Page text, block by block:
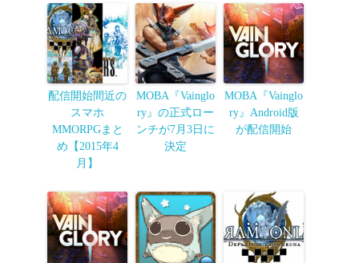
配信開始間近の
スマホ
MMORPGまと
め【2015年4
月】
MOBA『Vainglo
ry』の正式ロー
ンチが7月3日に
決定
MOBA『Vainglo
ry』Android版
が配信開始